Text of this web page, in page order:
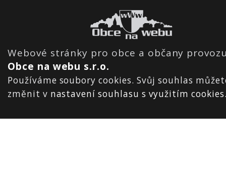
Webové stránky pro obce a občany
Obce na webu s.r.o.
Používáme soubory cookies. Svůj souhlas
změnit v nastavení souhlasu s využitím cookies